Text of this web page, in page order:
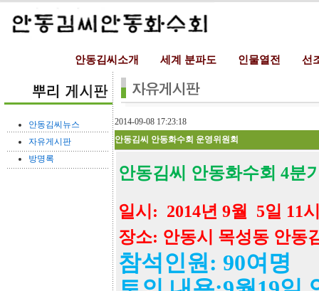
안동김씨소개 세계 분파도 인물열전 선
안동김씨뉴스
자유게시판
방명록
2014-09-08 17:23:18
안동김씨 안동화수회 운영위원회
안동김씨 안동화수회 4분
일시: 2014년 9월 5일 11
장소: 안동시 목성동 안동
참석인원: 90여명